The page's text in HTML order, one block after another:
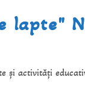
și activități